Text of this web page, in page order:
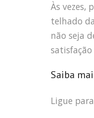
Às vezes,
telhado
não seja
Saiba
Ligue para